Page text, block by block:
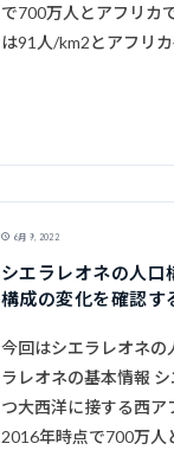
で700万人とアフリカ
は91人/km2とアフリ
6月 9, 2022
シエラレオネの人口
構成の変化を確認す
今回はシエラレオネ
ラレオネの基本情報
つ大西洋に接する西ア
2016年時点で700万人